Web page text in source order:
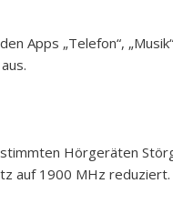
Apps „Telefon“,
aus.
Hörgeräten
auf 1900 MHz reduziert.